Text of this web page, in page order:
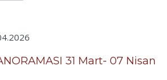
31 Mart- 07 Nisan